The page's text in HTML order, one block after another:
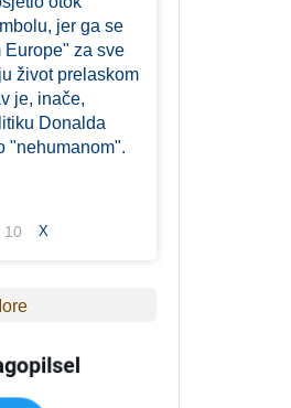
jer ga se
Europe" za sve
život prelaskom
je, inače,
Donalda
"nehumanom".
10 X